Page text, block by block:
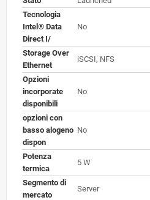
Tecnologia
Intel® Data
Direct I/
No
Storage Over
Ethernet
iSCSI, NFS
Opzioni
incorporate
disponibili
No
opzioni con
basso alogeno
dispon
No
Potenza
termica
5 W
Segmento di
mercato
Server